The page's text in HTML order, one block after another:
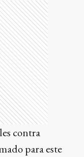
contra
para este